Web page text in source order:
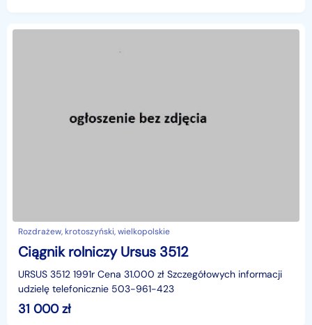
Rozdrażew, krotoszyński, wielkopolskie
Ciągnik rolniczy Ursus 3512
URSUS 3512 1991r Cena 31.000 zł Szczegółowych informacji
udzielę telefonicznie 503-961-423
31 000zł